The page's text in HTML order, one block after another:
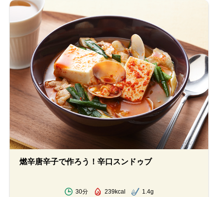
燃辛唐辛子で作ろう！辛口スンドゥブ
30分 239kcal 1.4g